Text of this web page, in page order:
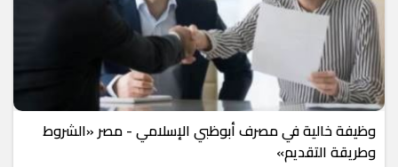
وظيفة خالية في مصرف أبوظبي الإسلامي - مصر «الشروط
وطريقة التقديم»